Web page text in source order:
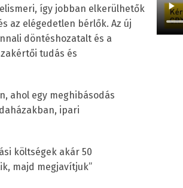
így jobban elkerülhetők
az elégedetlen bérlők. Az új
döntéshozatalt és a
tudás és
ahol egy meghibásodás
ipari
költségek akár 50
majd megjavítjuk”